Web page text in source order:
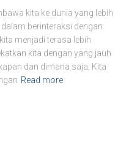
kita ke dunia yang lebih
berinteraksi dengan
menjadi terasa lebih
kita dengan yang jauh
dan dimana saja. Kita
Read more